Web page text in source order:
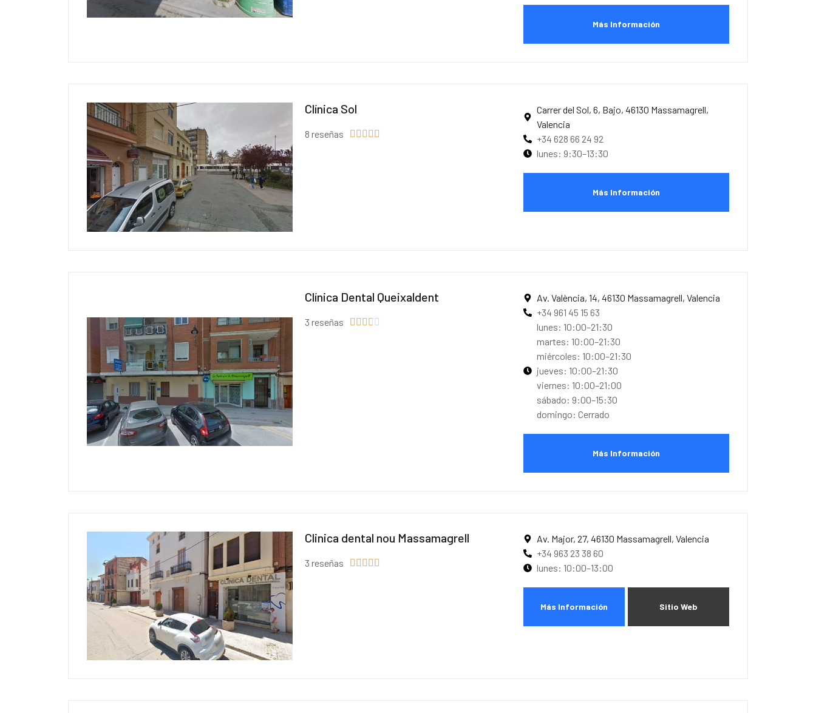
Más Información
Clínica Sol
8 reseñas     
Carrer del Sol, 6, Bajo, 46130 Massamagrell,
Valencia
+34 628 66 24 92
lunes: 9:30–13:30
Más Información
Clínica Dental Queixaldent
3 reseñas     
Av. València, 14, 46130 Massamagrell, Valencia
+34 961 45 15 63
lunes: 10:00–21:30
martes: 10:00–21:30
miércoles: 10:00–21:30
jueves: 10:00–21:30
viernes: 10:00–21:00
sábado: 9:00–15:30
domingo: Cerrado
Más Información
Clinica dental nou Massamagrell
3 reseñas     
Av. Major, 27, 46130 Massamagrell, Valencia
+34 963 23 38 60
lunes: 10:00–13:00
Más Información Sitio Web